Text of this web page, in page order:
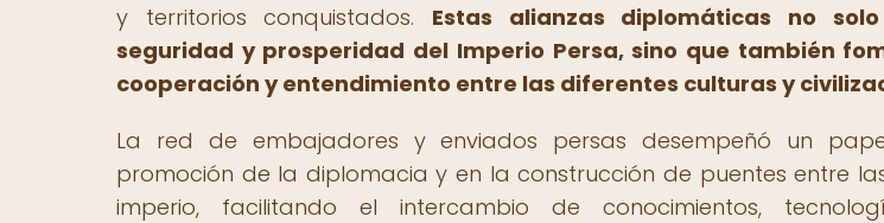
y territorios conquistados. Estas alianzas diplomáticas no
seguridad y prosperidad del Imperio Persa, sino que también
cooperación y entendimiento entre las diferentes culturas y
La red de embajadores y enviados persas desempeñó un
promoción de la diplomacia y en la construcción de puentes entre
imperio, facilitando el intercambio de conocimientos,